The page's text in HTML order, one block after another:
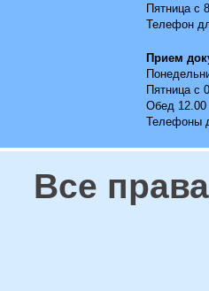
Пятница с
Телефон
Прием
Пятница с
Обед 12.00
Телефоны
Все